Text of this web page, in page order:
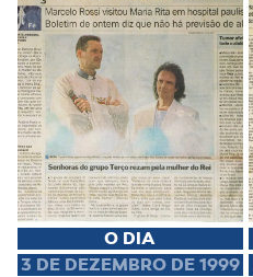
O DIA
3 DE DEZEMBRO DE 1999